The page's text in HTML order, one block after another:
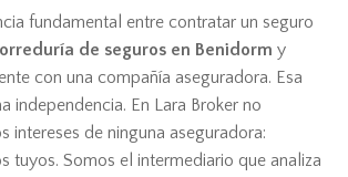
fundamental entre contratar un seguro
de seguros en Benidorm y
con una compañía aseguradora. Esa
independencia. En Lara Broker no
intereses de ninguna aseguradora:
tuyos. Somos el intermediario que analiza